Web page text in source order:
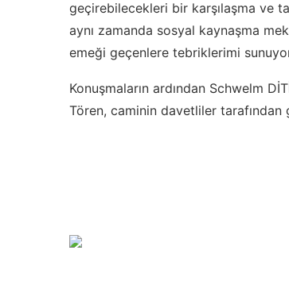
geçirebilecekleri bir karşılaşma ve
aynı zamanda sosyal kaynaşma
emeği geçenlere tebriklerimi
Konuşmaların ardından Schwelm
Tören, caminin davetliler tarafından